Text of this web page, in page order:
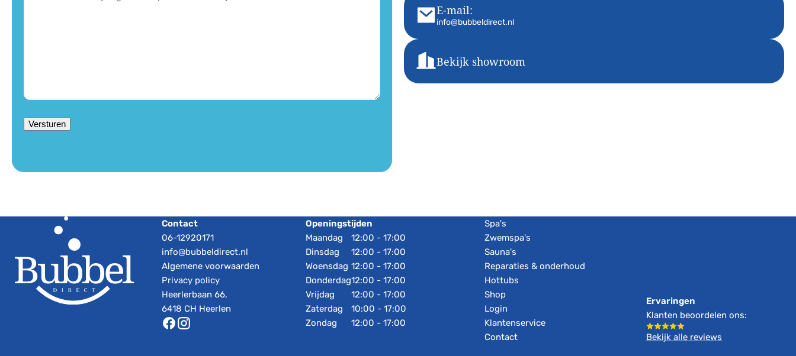
Versturen
E-mail:
info@bubbeldirect.nl
Bekijk showroom
Contact
06-12920171
info@bubbeldirect.nl
Algemene voorwaarden
Privacy policy
Heerlerbaan 66,
6418 CH Heerlen
Openingstijden
Maandag
Dinsdag
Woensdag
Donderdag
Vrijdag
Zaterdag
Zondag
12:00 - 17:00
12:00 - 17:00
12:00 - 17:00
12:00 - 17:00
12:00 - 17:00
10:00 - 17:00
12:00 - 17:00
Spa's
Zwemspa's
Sauna's
Reparaties & onderhoud
Hottubs
Shop
Login
Klantenservice
Contact
Ervaringen
Klanten beoordelen ons:
Bekijk alle reviews